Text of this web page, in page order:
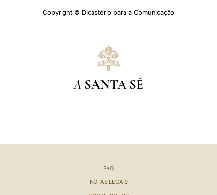
Copyright © Dicastério para a Comunicação
A SANTA SÉ
FAQ
NOTAS LEGAIS